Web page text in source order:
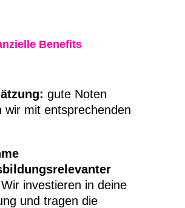
Benefits
gute Noten
wir mit entsprechenden
Wir investieren in deine
und tragen die